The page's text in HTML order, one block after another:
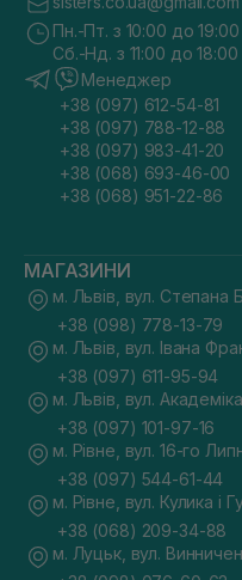
Пн.-Пт. з 10:00 до 19:00
Сб.-Нд. з 11:00 до 18:00
Менеджер
+38 (097) 612-54-81
+38 (097) 788-12-88
+38 (097) 983-41-20
+38 (068) 693-46-00
+38 (068) 951-22-86
МАГАЗИНИ
м. Львів, вул. Степана
+38 (098) 778-13-79
м. Львів, вул. Івана
+38 (097) 611-95-94
м. Львів, вул.
+38 (097) 101-97-16
м. Рівне, вул. 16-го
+38 (097) 544-61-44
м. Рівне, вул. Кулика і
+38 (068) 209-34-88
м. Луцьк, вул.